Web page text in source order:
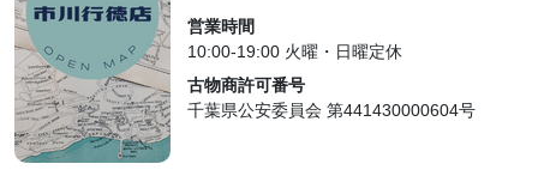
営業時間
10:00-19:00 火曜・日曜定休
古物商許可番号
千葉県公安委員会 第441430000604号